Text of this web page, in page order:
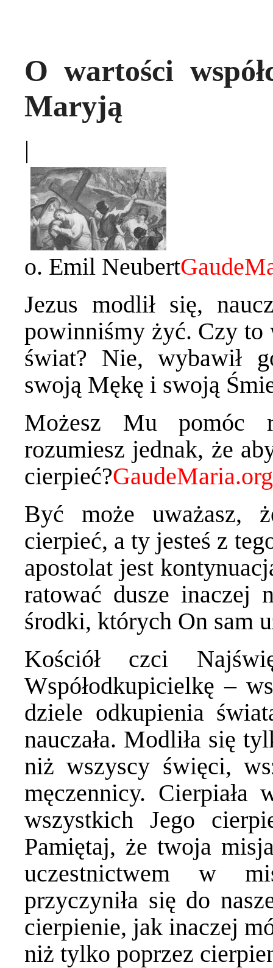
O wartości
Maryją
|
o. Emil Neubert
Jezus modlił się,
powinniśmy żyć. Czy to
świat? Nie, wybawił
swoją Mękę i swoją
Możesz Mu pomóc
rozumiesz jednak, że
cierpieć?
Być może uważasz,
cierpieć, a ty jesteś z
apostolat jest
ratować dusze inaczej
środki, których On sam
Kościół czci
Współodkupicielkę –
dziele odkupienia
nauczała. Modliła się
niż wszyscy święci,
męczennicy.
wszystkich Jego
Pamiętaj, że twoja
uczestnictwem w
przyczyniła się do
cierpienie, jak inaczej
niż tylko poprzez